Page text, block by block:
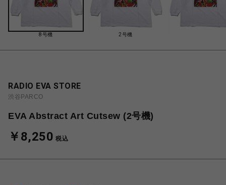
8号機 2号機
RADIO EVA STORE
渋谷PARCO
EVA Abstract Art Cutsew (2号機)
￥8,250 税込